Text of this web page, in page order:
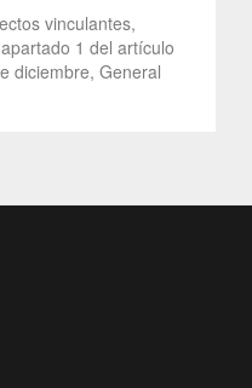
vinculantes,
1 del artículo
diciembre, General